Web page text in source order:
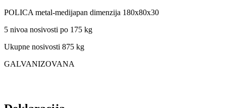
POLICA metal-medijapan dimenzija 180x80x30
5 nivoa nosivosti po 175 kg
Ukupne nosivosti 875 kg
GALVANIZOVANA